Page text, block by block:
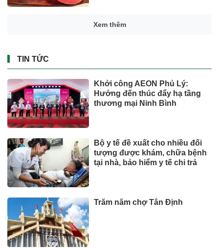
Xem thêm
TIN TỨC
Khởi công AEON Phủ Lý:
Hướng đến thúc đẩy hạ tầng
thương mại Ninh Bình
Bộ y tế đề xuất cho nhiều đối
tượng được khám, chữa bệnh
tại nhà, bảo hiểm y tế chi trả
Trăm năm chợ Tân Định